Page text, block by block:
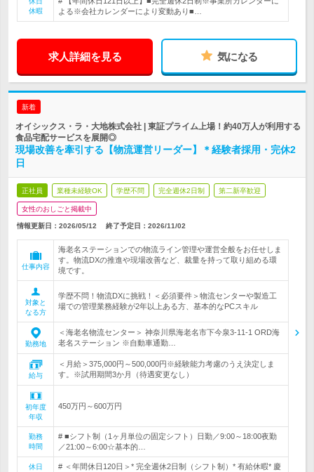
休暇
よる※会社カレンダーにより変動あり■…
求人詳細を見る 気になる
新着
オイシックス・ラ・大地株式会社 | 東証プライム上場！約40万人が利用する
食品宅配サービスを展開◎
現場改善を牽引する【物流運営リーダー】＊経験者採用・完休2
日
正社員 業種未経験OK 学歴不問 完全週休2日制 第二新卒歓迎
女性のおしごと掲載中
情報更新日：2026/05/12 終了予定日： 2026/11/02
仕事内容
海老名ステーションでの物流ライン管理や運営全般をお任せしま
す。物流DXの推進や現場改善など、裁量を持って取り組める環
境です。
対象と
なる方
学歴不問！物流DXに挑戦！＜必須要件＞物流センターや製造工
場での管理業務経験が2年以上ある方、基本的なPCスキル
勤務地
＜海老名物流センター＞ 神奈川県海老名市下今泉3-11-1 ORD海
老名ステーション ※自動車通勤…
給与
＜月給＞375,000円～500,000円※経験能力考慮のうえ決定しま
す。※試用期間3か月（待遇変更なし）
初年度
年収
450万円～600万円
勤務
時間
# ■シフト制（1ヶ月単位の固定シフト）日勤／9:00～18:00夜勤
／21:00～6:00☆基本的…
休日
# ＜年間休日120日＞* 完全週休2日制（シフト制）* 有給休暇* 慶